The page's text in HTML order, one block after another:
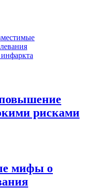
рисками
мифы о